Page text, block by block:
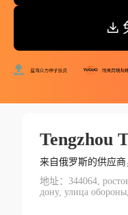
来自俄罗斯的供应
地址：344064,
дону, улица